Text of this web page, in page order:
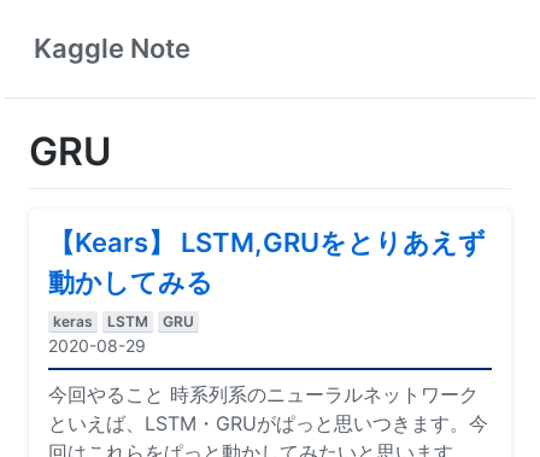
Kaggle Note
GRU
【Kears】 LSTM,GRUをとりあえず
動かしてみる
keras LSTM GRU
2020-08-29
今回やること 時系列系のニューラルネットワーク
といえば、LSTM・GRUがぱっと思いつきます。今
回はこれらをぱっと動かしてみたいと思います。